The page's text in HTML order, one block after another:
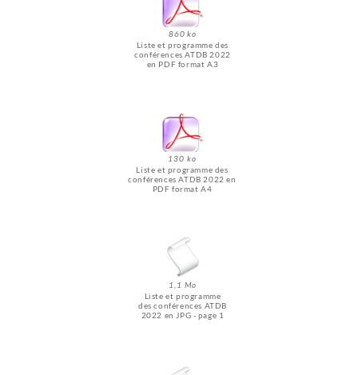
860 ko
Liste et programme des
conférences ATDB 2022
en PDF format A3
1,1 Mo
Liste et programme
des conférences ATDB
2022 en JPG - page 1
130 ko
Liste et programme des
conférences ATDB 2022 en
PDF format A4